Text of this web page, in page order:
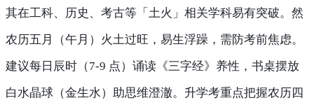
其在工科、历史、考古等「土火」相关学科易有突破。然
农历五月（午月）火土过旺，易生浮躁，需防考前焦虑。
建议每日辰时（7-9 点）诵读《三字经》养性，书桌摆放
白水晶球（金生水）助思维澄澈。升学考重点把握农历四